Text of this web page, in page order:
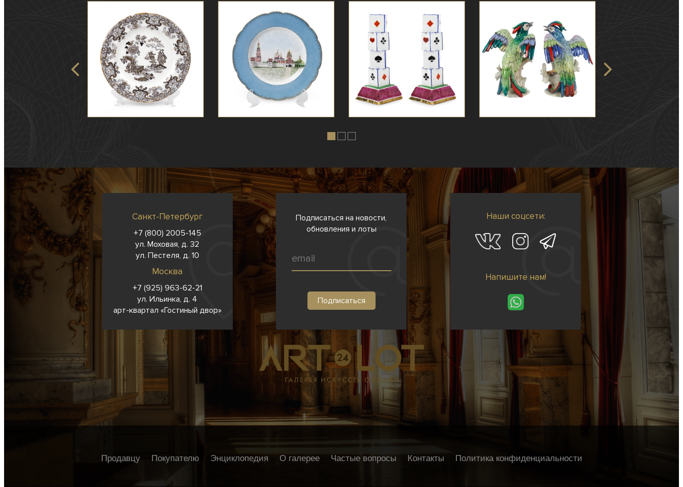
Санкт-Петербург
+7 (800) 2005-145
ул. Моховая, д. 32
ул. Пестеля, д. 10
Москва
+7 (925) 963-62-21
ул. Ильинка, д. 4
арт-квартал «Гостиный двор»
Подписаться на новости,
обновления и лоты
Наши соцсети:
Напишите нам!
Продавцу Покупателю Энциклопедия О галерее Частые вопросы Контакты Политика конфиденциальности